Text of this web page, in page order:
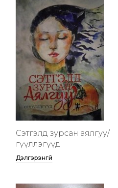
Сэтгэлд зурсан аялгуу/
өгүүллэгүүд
Дэлгэрэнгүй